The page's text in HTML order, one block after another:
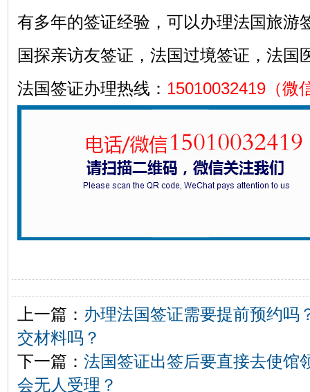
有多年的签证经验，可以办理法国旅游
国探亲访友签证，法国过境签证，法国
法国签证办理热线： 15010032419（微
上一篇： 办理法国签证需要提前预约吗
交材料吗？
下一篇： 法国签证出签后要直接去使馆
会无人受理？